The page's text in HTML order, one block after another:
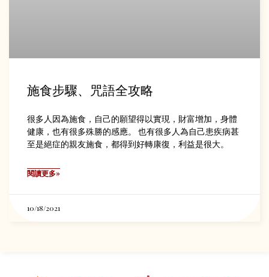
施食步驟、咒語全攻略
很多人因為施食，自己的願望得以實現，財富增加，身體
健康，也有很多殊勝的感應。 也有很多人為自己患疾病甚
至是絕症的親友施食，都得到好轉康復，利益是很大。
閱讀更多»
10/18/2021